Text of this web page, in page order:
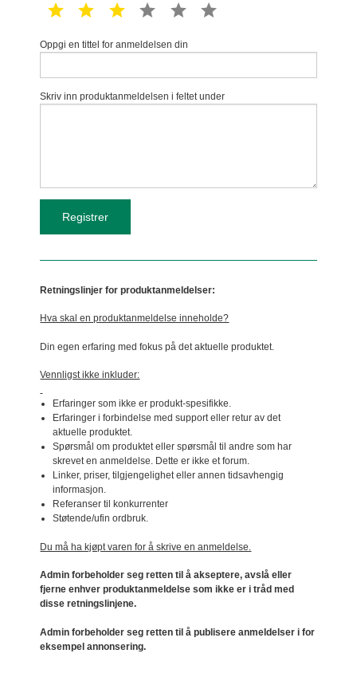
1 star 2 star 3 star 4 star 5 star
Oppgi en tittel for anmeldelsen din
Skriv inn produktanmeldelsen i feltet under
Retningslinjer for produktanmeldelser:
Hva skal en produktanmeldelse inneholde?
Din egen erfaring med fokus på det aktuelle produktet.
Vennligst ikke inkluder:
Erfaringer som ikke er produkt-spesifikke.
Erfaringer i forbindelse med support eller retur av det
aktuelle produktet.
Spørsmål om produktet eller spørsmål til andre som har
skrevet en anmeldelse. Dette er ikke et forum.
Linker, priser, tilgjengelighet eller annen tidsavhengig
informasjon.
Referanser til konkurrenter
Støtende/ufin ordbruk.
Du må ha kjøpt varen for å skrive en anmeldelse.
Admin forbeholder seg retten til å akseptere, avslå eller
fjerne enhver produktanmeldelse som ikke er i tråd med
disse retningslinjene.
Admin forbeholder seg retten til å publisere anmeldelser i for
eksempel annonsering.